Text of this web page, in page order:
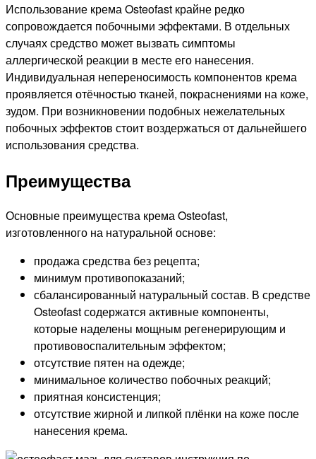
Использование крема Osteofast крайне редко
сопровождается побочными эффектами. В отдельных
случаях средство может вызвать симптомы
аллергической реакции в месте его нанесения.
Индивидуальная непереносимость компонентов крема
проявляется отёчностью тканей, покраснениями на коже,
зудом. При возникновении подобных нежелательных
побочных эффектов стоит воздержаться от дальнейшего
использования средства.
Преимущества
Основные преимущества крема Osteofast,
изготовленного на натуральной основе:
продажа средства без рецепта;
минимум противопоказаний;
сбалансированный натуральный состав. В средстве
Osteofast содержатся активные компоненты,
которые наделены мощным регенерирующим и
противовоспалительным эффектом;
отсутствие пятен на одежде;
минимальное количество побочных реакций;
приятная консистенция;
отсутствие жирной и липкой плёнки на коже после
нанесения крема.